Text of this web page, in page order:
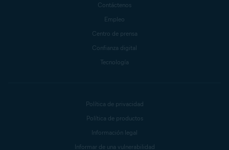
Contáctenos
Empleo
Centro de prensa
Confianza digital
Tecnología
Política de privacidad
Política de productos
Información legal
Informar de una vulnerabilidad